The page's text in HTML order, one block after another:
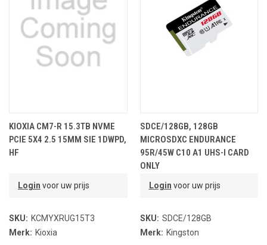
KIOXIA CM7-R 15.3TB NVME
PCIE 5X4 2.5 15MM SIE 1DWPD,
HF
Login voor uw prijs
SKU: KCMYXRUG15T3
Merk: Kioxia
SDCE/128GB, 128GB
MICROSDXC ENDURANCE
95R/45W C10 A1 UHS-I CARD
ONLY
Login voor uw prijs
SKU: SDCE/128GB
Merk: Kingston